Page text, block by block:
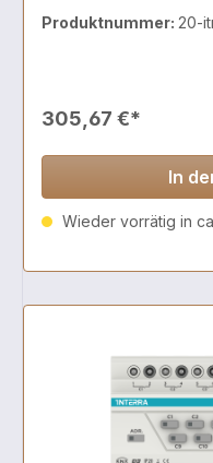
Produktnummer: 20-
305,67 €*
In
Wieder vorrätig in